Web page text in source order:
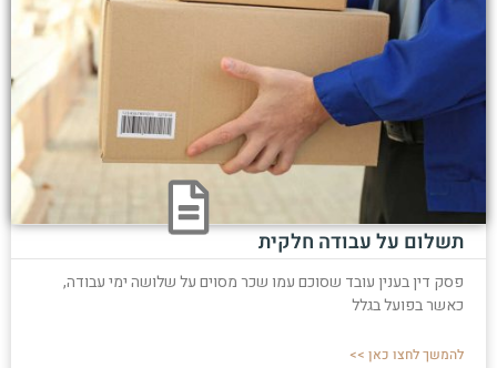
תשלום על עבודה חלקית
פסק דין בענין עובד שסוכם עמו שכר מסוים על שלושה ימי עבודה,
כאשר בפועל בגלל
להמשך לחצו כאן >>